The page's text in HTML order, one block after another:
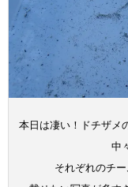
本日は凄い！ドチザメ
中
それぞれのチ